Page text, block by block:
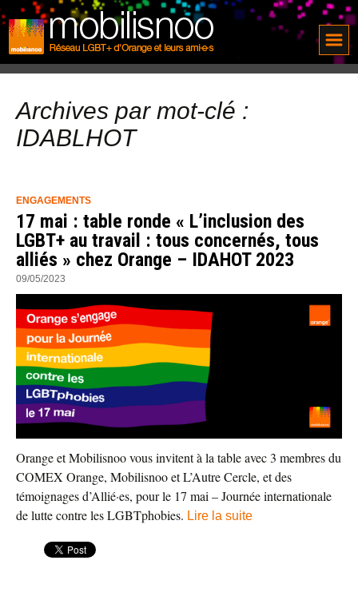
Archives par mot-clé :
IDABLHOT
ENGAGEMENTS
17 mai : table ronde « L’inclusion des
LGBT+ au travail : tous concernés, tous
alliés » chez Orange – IDAHOT 2023
09/05/2023
Orange et Mobilisnoo vous invitent à la table avec 3 membres du
COMEX Orange, Mobilisnoo et L’Autre Cercle, et des
témoignages d’Allié·es, pour le 17 mai – Journée internationale
de lutte contre les LGBTphobies. Lire la suite